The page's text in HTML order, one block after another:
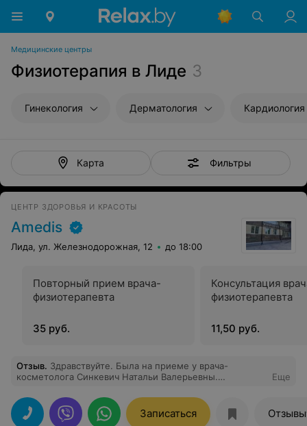
Медицинские центры
Физиотерапия в Лиде 3
Гинекология Дерматология Кардиология
Карта Фильтры
ЦЕНТР ЗДОРОВЬЯ И КРАСОТЫ
Amedis
Лида, ул. Железнодорожная, 12 до 18:00
Повторный прием врача-
физиотерапевта
35 руб.
Консультация
физиотерапевта
11,50 руб.
Отзыв. Здравствуйте. Была на приеме у врача-
косметолога Синкевич Натальи Валерьевны.
удаления образования на лице. Консультация и
результат работы устроили полностью. Рекомендую.
Еще
Записаться Отзывы